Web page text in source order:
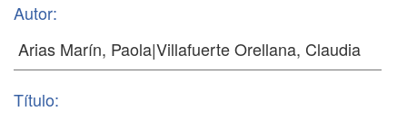
Autor:
Título: